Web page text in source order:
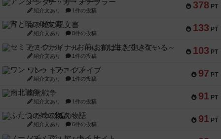
378 PT
アンダー・ザ・テーブラー
紹介文あり 1件の投稿
133 PT
宵と暁の呪文書
紹介文あり 8件の投稿
103 PT
セミファイナル ～お前はまだ生きている～
紹介文あり 1件の投稿
97 PT
ワン・トゥ・ファイブ
紹介文あり 1件の投稿
91 PT
南北戦争
紹介文あり 1件の投稿
91 PT
ふたつの城の物語
紹介文あり 6件の投稿